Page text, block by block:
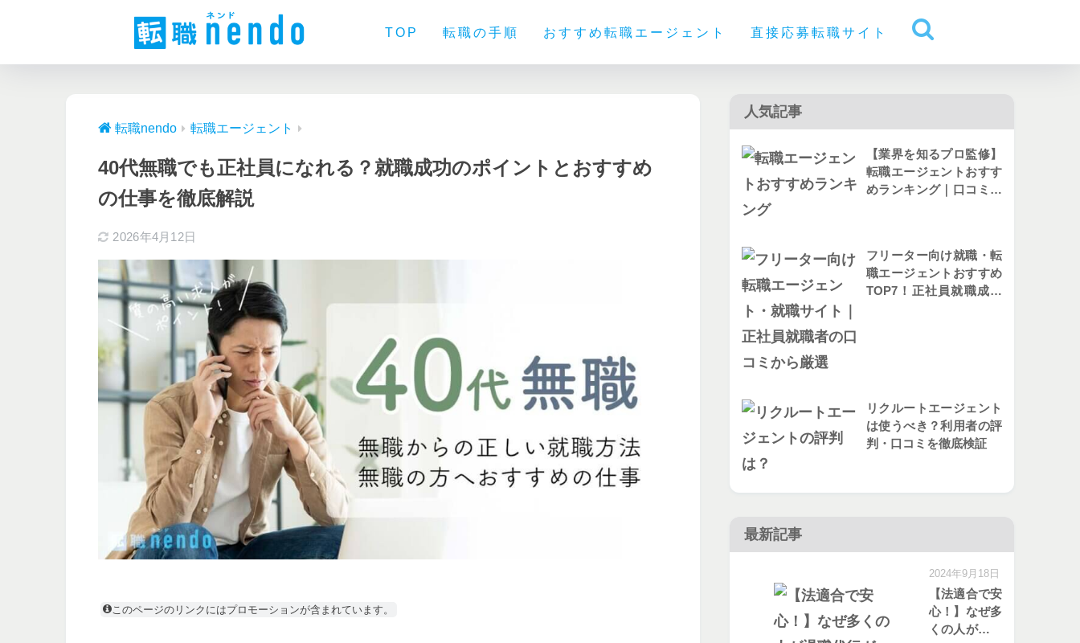
TOP 転職の手順 おすすめ転職エージェント 直接応募転職サイト
転職nendo 転職エージェント
40代無職でも正社員になれる？就職成功のポイントとおすすめ
の仕事を徹底解説
2026年4月12日
このページのリンクにはプロモーションが含まれています。
人気記事
【業界を知るプロ監修】
転職エージェントおすす
めランキング｜口コミか
フリーター向け就職・転
職エージェントおすすめ
TOP7！正社員就職成功
リクルートエージェント
は使うべき？利用者の評
判・口コミを徹底検証
最新記事
【法適合で安
心！】なぜ多
くの人が退職
2024年9月18日